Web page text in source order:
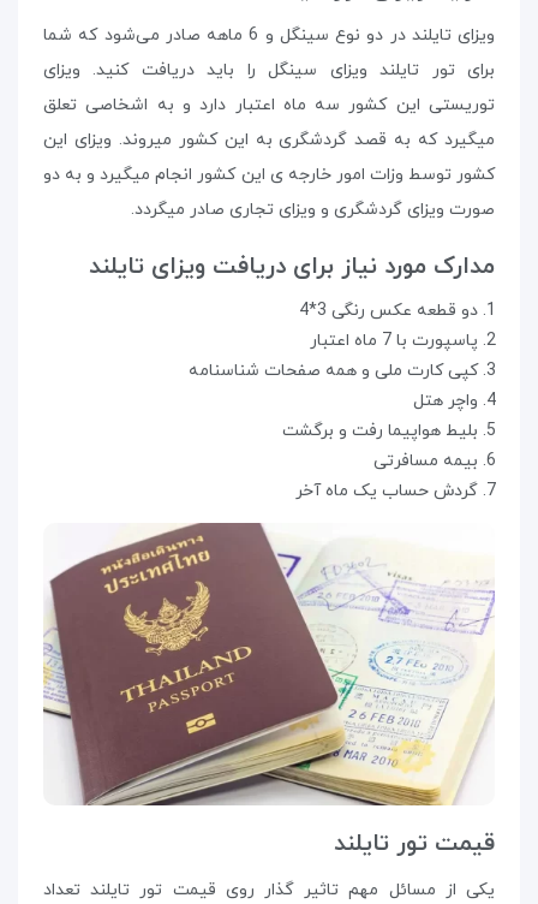
ویزای تایلند در دو نوع سینگل و 6 ماهه صادر می‌شود که شما
برای تور تایلند ویزای سینگل را باید دریافت کنید. ویزای
توریستی این کشور سه ماه اعتبار دارد و به اشخاصی تعلق
میگیرد که به قصد گردشگری به این کشور میروند. ویزای این
کشور توسط وزات امور خارجه ی این کشور انجام میگیرد و به دو
صورت ویزای گردشگری و ویزای تجاری صادر میگردد.
مدارک مورد نیاز برای دریافت ویزای تایلند
دو قطعه عکس رنگی 3*4
پاسپورت با 7 ماه اعتبار
کپی کارت ملی و همه صفحات شناسنامه
واچر هتل
بلیط هواپیما رفت و برگشت
بیمه مسافرتی
گردش حساب یک ماه آخر
قیمت تور تایلند
یکی از مسائل مهم تاثیر گذار روی قیمت تور تایلند تعداد